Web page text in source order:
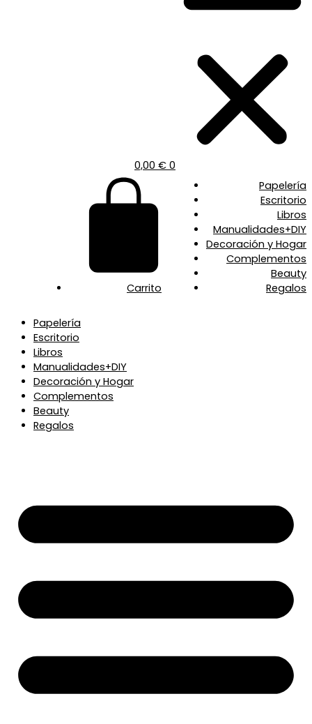
0,00 € 0
Carrito
Papelería
Escritorio
Libros
Manualidades+DIY
Decoración y Hogar
Complementos
Beauty
Regalos
Papelería
Escritorio
Libros
Manualidades+DIY
Decoración y Hogar
Complementos
Beauty
Regalos